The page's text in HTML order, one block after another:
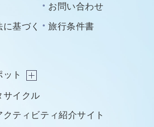
お問い合わせ
基づく
旅行条件書
ット
サイクル
クティビティ紹介サイト